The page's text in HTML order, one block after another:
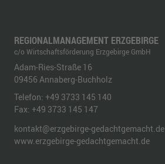
REGIONALMANAGEMENT ERZGEBIRGE
c/o Wirtschaftsförderung Erzgebirge GmbH
Adam-Ries-Straße 16
09456 Annaberg-Buchholz
Telefon: +49 3733 145 140
Fax: +49 3733 145 147
kontakt@erzgebirge-gedachtgemacht.de
www.erzgebirge-gedachtgemacht.de